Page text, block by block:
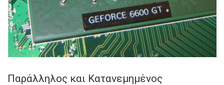
Παράλληλος και Κατανεμημένος